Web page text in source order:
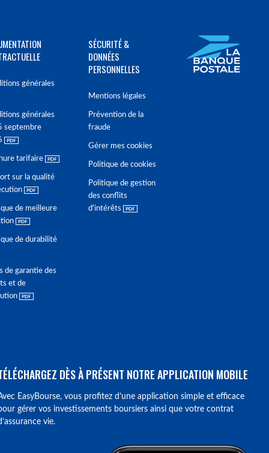
générales
générales
septembre
tarifaire
sur la qualité
de meilleure
de durabilité
de garantie des
et de
SÉCURITÉ &
DONNÉES
PERSONNELLES
Mentions légales
Prévention de la
fraude
Gérer mes cookies
Politique de cookies
Politique de gestion
des conflits
d'intérêts
DÈS À PRÉSENT NOTRE APPLICATION MOBILE
EasyBourse, vous profitez d’une application simple et efficace
gérer vos investissements boursiers ainsi que votre contrat
vie.